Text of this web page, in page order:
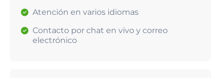
Atención en varios idiomas
Contacto por chat en vivo y correo
electrónico